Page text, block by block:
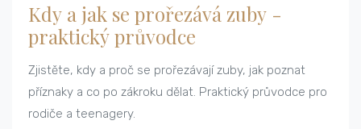
Kdy a jak se prořezává zuby -
praktický průvodce
Zjistěte, kdy a proč se prořezávají zuby, jak poznat
příznaky a co po zákroku dělat. Praktický průvodce pro
rodiče a teenagery.